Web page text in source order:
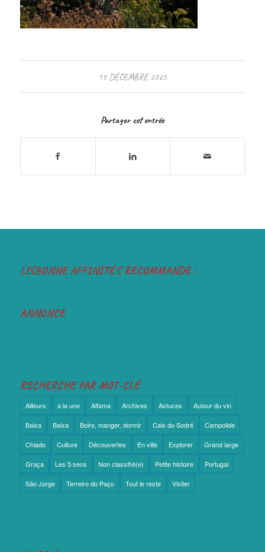
13 DÉCEMBRE 2025
Partager cet entrée
LISBONNE AFFINITÉS RECOMMANDE :
ANNONCE
RECHERCHE PAR MOT-CLÉ
Ailleurs a la une Alfama Archives Astuces Autour du vin
Baixa Baixa Boire, manger, dormir Cais do Sodré Campolide
Chiado Culture Découvertes En ville Explorer Grand large
Graça Les 5 sens Non classifié(e) Petite histoire Portugal
São Jorge Terreiro do Paço Tout le reste Visiter